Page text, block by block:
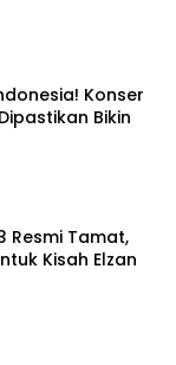
Konser
Bikin
Resmi Tamat,
Kisah Elzan